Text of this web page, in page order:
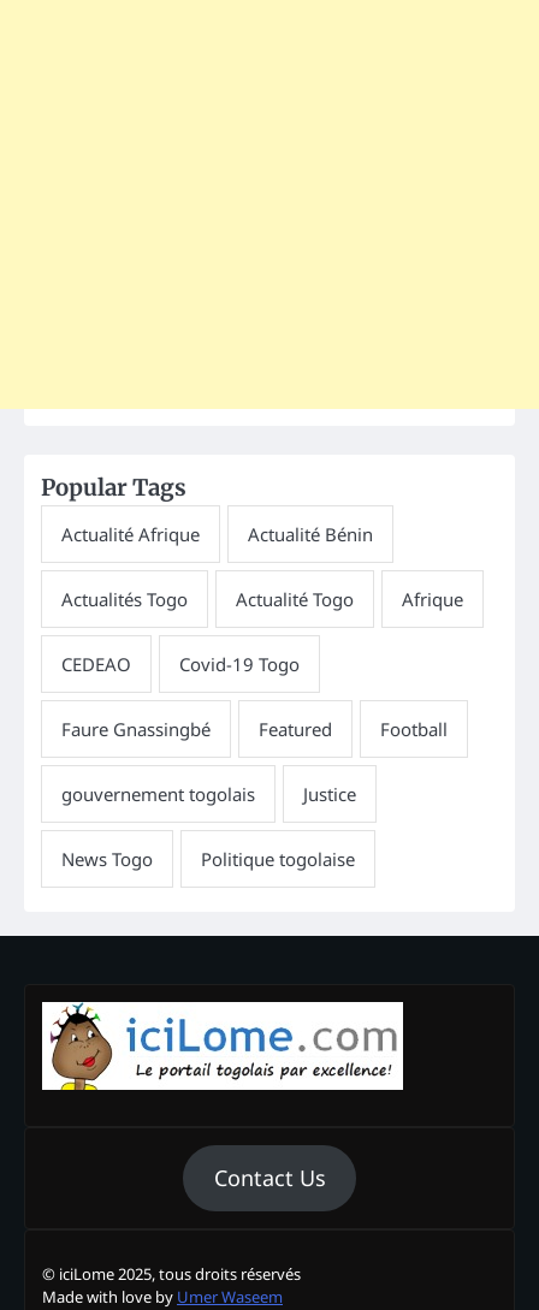
Popular Tags
Contact Us
© iciLome 2025, tous droits réservés
Made with love by Umer Waseem